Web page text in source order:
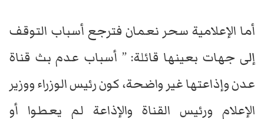
أما الإعلامية سحر نعمان فترجع أسباب التوقف
إلى جهات بعينها قائلة: ” أسباب عدم بث قناة
عدن وإذاعتها غير واضحة، كون رئيس الوزراء ووزير
الإعلام ورئيس القناة والإذاعة لم يعطوا أو